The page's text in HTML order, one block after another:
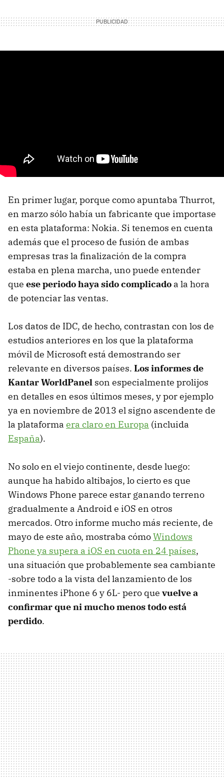
En primer lugar, porque como apuntaba Thurrot,
en marzo sólo había un fabricante que importase
en esta plataforma: Nokia. Si tenemos en cuenta
además que el proceso de fusión de ambas
empresas tras la finalización de la compra
estaba en plena marcha, uno puede entender
que ese periodo haya sido complicado a la hora
de potenciar las ventas.
Los datos de IDC, de hecho, contrastan con los de
estudios anteriores en los que la plataforma
móvil de Microsoft está demostrando ser
relevante en diversos países. Los informes de
Kantar WorldPanel son especialmente prolijos
en detalles en esos últimos meses, y por ejemplo
ya en noviembre de 2013 el signo ascendente de
la plataforma era claro en Europa (incluida
España).
No solo en el viejo continente, desde luego:
aunque ha habido altibajos, lo cierto es que
Windows Phone parece estar ganando terreno
gradualmente a Android e iOS en otros
mercados. Otro informe mucho más reciente, de
mayo de este año, mostraba cómoWindows
Phone ya supera a iOS en cuota en 24 países,
una situación que probablemente sea cambiante
-sobre todo a la vista del lanzamiento de los
inminentes iPhone 6 y 6L- pero que vuelve a
confirmar que ni mucho menos todo está
perdido.